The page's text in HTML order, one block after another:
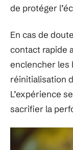
de protéger
En cas de
contact rapide
enclencher les
réinitialisation
L’expérience
sacrifier la